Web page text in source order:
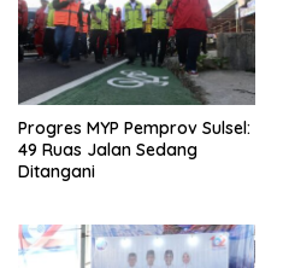
Progres MYP Pemprov Sulsel:
49 Ruas Jalan Sedang
Ditangani